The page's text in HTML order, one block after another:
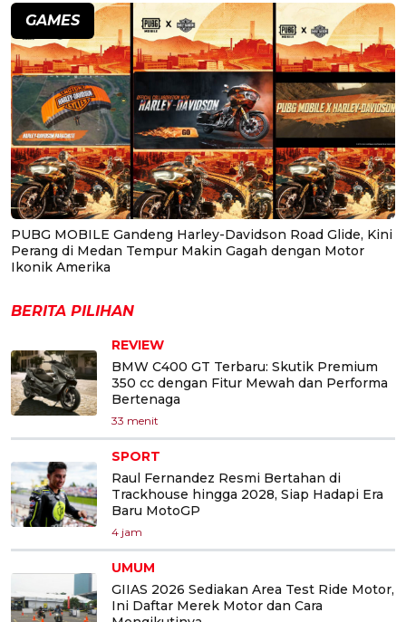
GAMES
PUBG MOBILE Gandeng Harley-Davidson Road Glide, Kini
Perang di Medan Tempur Makin Gagah dengan Motor
Ikonik Amerika
BERITA PILIHAN
REVIEW
BMW C400 GT Terbaru: Skutik Premium
350 cc dengan Fitur Mewah dan Performa
Bertenaga
33 menit
SPORT
Raul Fernandez Resmi Bertahan di
Trackhouse hingga 2028, Siap Hadapi Era
Baru MotoGP
4 jam
UMUM
GIIAS 2026 Sediakan Area Test Ride Motor,
Ini Daftar Merek Motor dan Cara